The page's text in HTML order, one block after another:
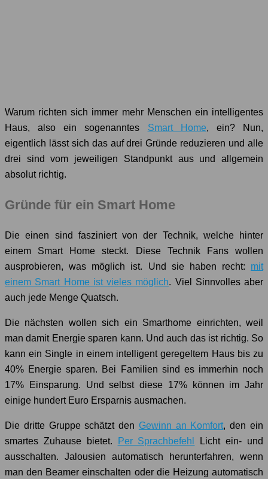
Warum richten sich immer mehr Menschen ein intelligentes
Haus, also ein sogenanntes Smart Home, ein? Nun,
eigentlich lässt sich das auf drei Gründe reduzieren und alle
drei sind vom jeweiligen Standpunkt aus und allgemein
absolut richtig.
Gründe für ein Smart Home
Die einen sind fasziniert von der Technik, welche hinter
einem Smart Home steckt. Diese Technik Fans wollen
ausprobieren, was möglich ist. Und sie haben recht: mit
einem Smart Home ist vieles möglich. Viel Sinnvolles aber
auch jede Menge Quatsch.
Die nächsten wollen sich ein Smarthome einrichten, weil
man damit Energie sparen kann. Und auch das ist richtig. So
kann ein Single in einem intelligent geregeltem Haus bis zu
40% Energie sparen. Bei Familien sind es immerhin noch
17% Einsparung. Und selbst diese 17% können im Jahr
einige hundert Euro Ersparnis ausmachen.
Die dritte Gruppe schätzt den Gewinn an Komfort, den ein
smartes Zuhause bietet.
Per Sprachbefehl
Licht ein- und
ausschalten. Jalousien automatisch herunterfahren, wenn
man den Beamer einschalten oder die Heizung automatisch